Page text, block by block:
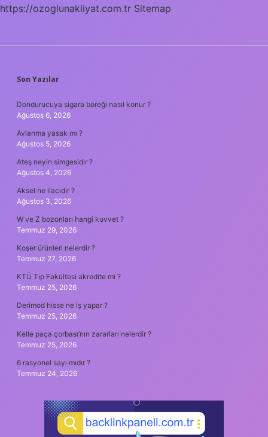
https://ozoglunakliyat.com.tr Sitemap
SIDEBAR
Son Yazılar
Dondurucuya sigara böreği nasıl konur ?
Ağustos 6, 2026
Avlanma yasak mı ?
Ağustos 5, 2026
Ateş neyin simgesidir ?
Ağustos 4, 2026
Aksel ne ilacıdır ?
Ağustos 3, 2026
W ve Z bozonları hangi kuvvet ?
Temmuz 29, 2026
Koşer ürünleri nelerdir ?
Temmuz 27, 2026
KTÜ Tıp Fakültesi akredite mi ?
Temmuz 25, 2026
Derimod hisse ne iş yapar ?
Temmuz 25, 2026
Kelle paça çorbası’nın zararları nelerdir ?
Temmuz 25, 2026
6 rasyonel sayı mıdır ?
Temmuz 24, 2026